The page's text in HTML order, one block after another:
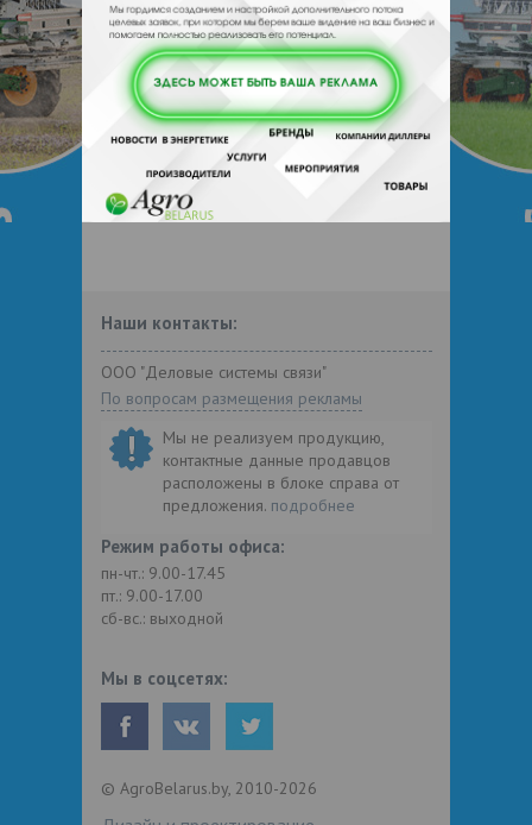
Отзывы
Чтобы оставить комментарий или
выставить рейтинг, нужно
Зарегистрироваться
Наши контакты:
ООО "Деловые системы связи"
По вопросам размещения рекламы
Мы не реализуем продукцию,
контактные данные продавцов
расположены в блоке справа от
предложения. подробнее
Режим работы офиса:
пн-чт.: 9.00-17.45
пт.: 9.00-17.00
сб-вс.: выходной
Мы в соцсетях:
© AgroBelarus.by, 2010-2026